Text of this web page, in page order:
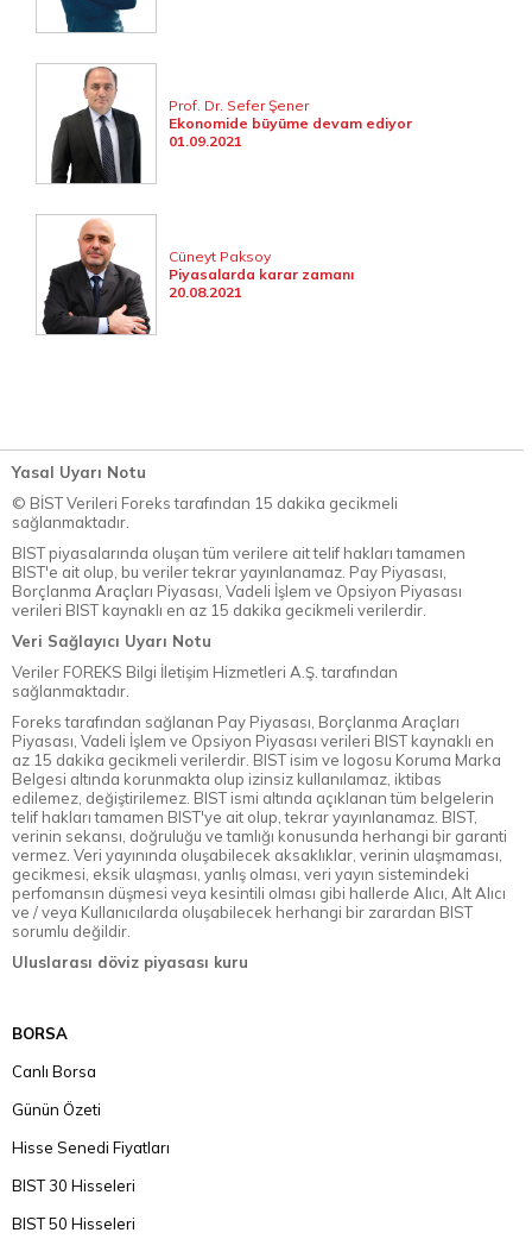
Prof. Dr. Sefer Şener
Ekonomide büyüme devam ediyor
01.09.2021
Cüneyt Paksoy
Piyasalarda karar zamanı
20.08.2021
Yasal Uyarı Notu
© BİST Verileri Foreks tarafından 15 dakika gecikmeli
sağlanmaktadır.
BIST piyasalarında oluşan tüm verilere ait telif hakları tamamen
BIST'e ait olup, bu veriler tekrar yayınlanamaz. Pay Piyasası,
Borçlanma Araçları Piyasası, Vadeli İşlem ve Opsiyon Piyasası
verileri BIST kaynaklı en az 15 dakika gecikmeli verilerdir.
Veri Sağlayıcı Uyarı Notu
Veriler FOREKS Bilgi İletişim Hizmetleri A.Ş. tarafından
sağlanmaktadır.
Foreks tarafından sağlanan Pay Piyasası, Borçlanma Araçları
Piyasası, Vadeli İşlem ve Opsiyon Piyasası verileri BIST kaynaklı en
az 15 dakika gecikmeli verilerdir. BIST isim ve logosu Koruma Marka
Belgesi altında korunmakta olup izinsiz kullanılamaz, iktibas
edilemez, değiştirilemez. BIST ismi altında açıklanan tüm belgelerin
telif hakları tamamen BIST'ye ait olup, tekrar yayınlanamaz. BIST,
verinin sekansı, doğruluğu ve tamlığı konusunda herhangi bir garanti
vermez. Veri yayınında oluşabilecek aksaklıklar, verinin ulaşmaması,
gecikmesi, eksik ulaşması, yanlış olması, veri yayın sistemindeki
perfomansın düşmesi veya kesintili olması gibi hallerde Alıcı, Alt Alıcı
ve / veya Kullanıcılarda oluşabilecek herhangi bir zarardan BIST
sorumlu değildir.
Uluslarası döviz piyasası kuru
BORSA
Canlı Borsa
Günün Özeti
Hisse Senedi Fiyatları
BIST 30 Hisseleri
BIST 50 Hisseleri